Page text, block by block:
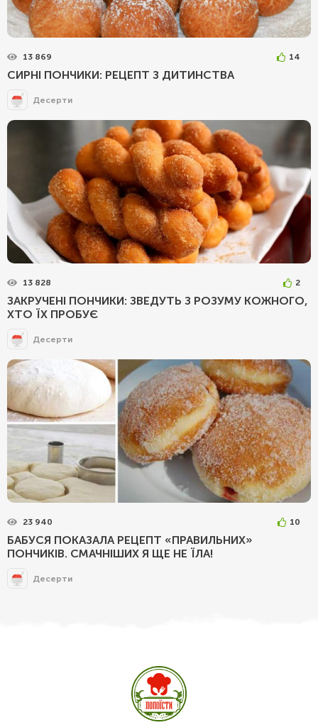
13 869 14
СИРНІ ПОНЧИКИ: РЕЦЕПТ З ДИТИНСТВА
Десерти
13 828 2
ЗАКРУЧЕНІ ПОНЧИКИ: ЗВЕДУТЬ З РОЗУМУ КОЖНОГО,
ХТО ЇХ ПРОБУЄ
Десерти
23 940 10
БАБУСЯ ПОКАЗАЛА РЕЦЕПТ «ПРАВИЛЬНИХ»
ПОНЧИКІВ. СМАЧНІШИХ Я ЩЕ НЕ ЇЛА!
Десерти